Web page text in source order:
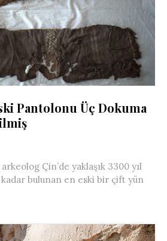
Pantolonu Üç Dokuma
Çin’de yaklaşık 3300 yıl
bulunan en eski bir çift yün